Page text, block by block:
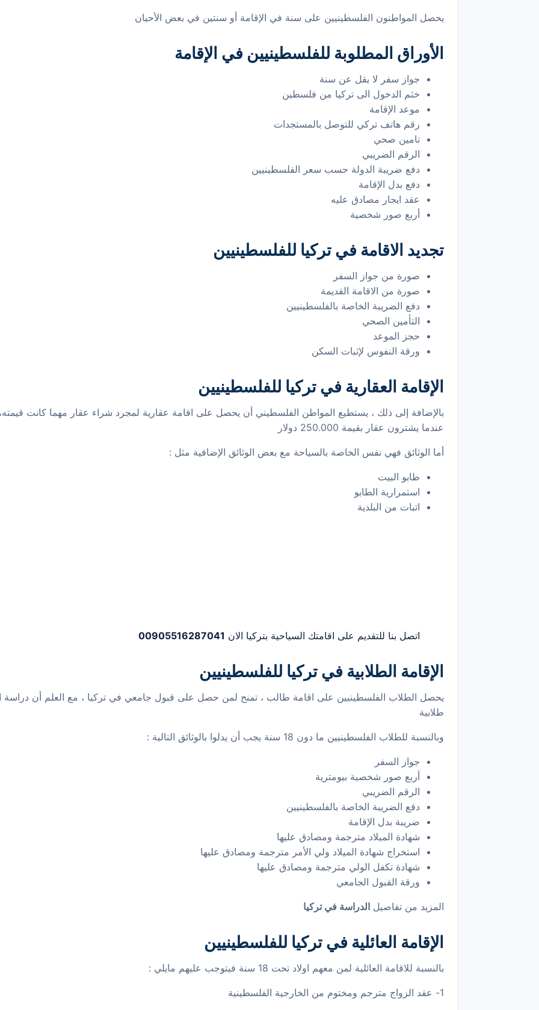
يحصل المواطنون الفلسطينيين على سنة في الإقامة أو سنتين في بعض الأحيان
الأوراق المطلوبة للفلسطينيين في الإقامة
جواز سفر لا يقل عن سنة
خثم الدخول الى تركيا من فلسطين
موعد الإقامة
رقم هاتف تركي للتوصل بالمستجدات
تامين صحي
الرقم الضريبي
دفع ضريبة الدولة حسب سعر الفلسطينيين
دفع بدل الإقامة
عقد ايجار مصادق عليه
أربع صور شخصية
تجديد الاقامة في تركيا للفلسطينيين
صورة من جواز السفر
صورة من الاقامة القديمة
دفع الضريبة الخاصة بالفلسطينيين
التأمين الصحي
حجز الموعد
ورقة النفوس لإثبات السكن
الإقامة العقارية في تركيا للفلسطينيين
بالإضافة إلى ذلك ، يستطيع المواطن الفلسطيني أن يحصل على اقامة عقارية لمجرد شراء عقار مهما كانت
عندما يشترون عقار بقيمة 250.000 دولار
أما الوثائق فهي نفس الخاصة بالسياحة مع بعض الوثائق الإضافية مثل :
طابو البيت
استمرارية الطابو
اتبات من البلدية
اتصل بنا للتقديم على اقامتك السياحية بتركيا الان 00905516287041
الإقامة الطلابية في تركيا للفلسطينيين
يحصل الطلاب الفلسطينيين على اقامة طالب ، تمنح لمن حصل على قبول جامعي في تركيا ، مع العلم أن دراسة
طلابية
وبالنسبة للطلاب الفلسطينيين ما دون 18 سنة يجب أن يدلوا بالوثائق التالية :
جواز السفر
أربع صور شخصية بيومترية
الرقم الضريبي
دفع الضريبة الخاصة بالفلسطينيين
ضريبة بدل الإقامة
شهادة الميلاد مترجمة ومصادق عليها
استخراج شهادة الميلاد ولي الأمر مترجمة ومصادق عليها
شهادة تكفل الولي مترجمة ومصادق عليها
ورقة القبول الجامعي
المزيد من تفاصيل الدراسة في تركيا
الإقامة العائلية في تركيا للفلسطينيين
بالنسبة للاقامة العائلية لمن معهم اولاد تحت 18 سنة فيتوجب عليهم مايلي :
1- عقد الزواج مترجم ومختوم من الخارجية الفلسطينية